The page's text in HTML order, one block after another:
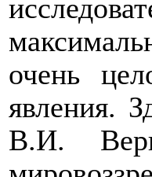
очень
явления.
В.И.